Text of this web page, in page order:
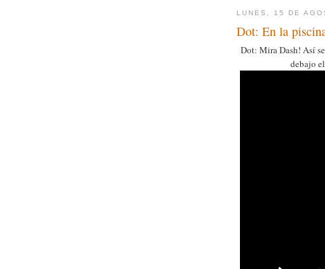
LUNES, 15 DE
Dot: En la
Dot: Mira Dash! Así
debajo